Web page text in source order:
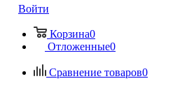
Войти
Корзина0
Отложенные0
Сравнение товаров0